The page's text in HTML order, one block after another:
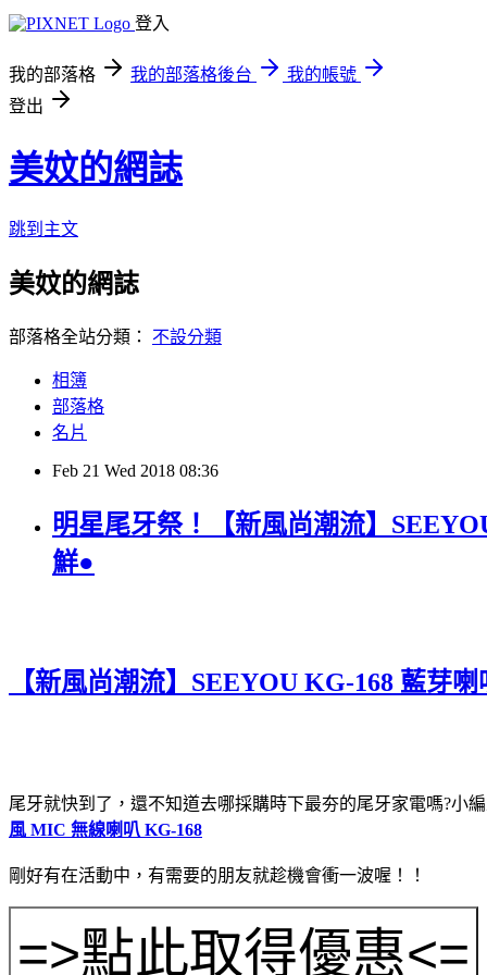
登入
我的部落格 我的部落格後台
我的帳號
登出
美妏的網誌
跳到主文
美妏的網誌
部落格全站分類： 不設分類
相簿
部落格
名片
Feb 21 Wed 2018 08:36
明星尾牙祭！【新風尚潮流】
鮮●
【新風尚潮流】SEEYOU KG-168 藍芽
尾牙就快到了，還不知道去哪採購時下最夯的尾牙家電嗎?小
風 MIC 無線喇叭 KG-168
剛好有在活動中，有需要的朋友就趁機會衝一波喔！！